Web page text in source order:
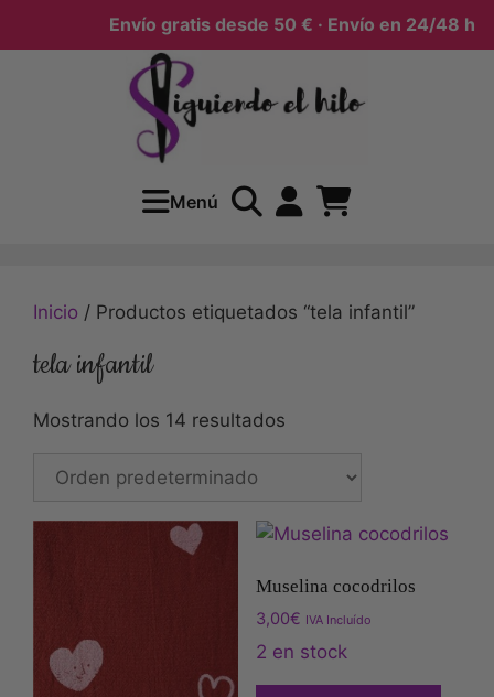
Envío gratis desde 50 € · Envío en 24/48 h
Menú
Inicio / Productos etiquetados “tela infantil”
tela infantil
Mostrando los 14 resultados
Muselina cocodrilos
3,00€ IVA Incluído
2 en stock